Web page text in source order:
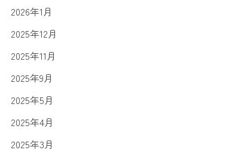
2026年1月
2025年12月
2025年11月
2025年9月
2025年5月
2025年4月
2025年3月